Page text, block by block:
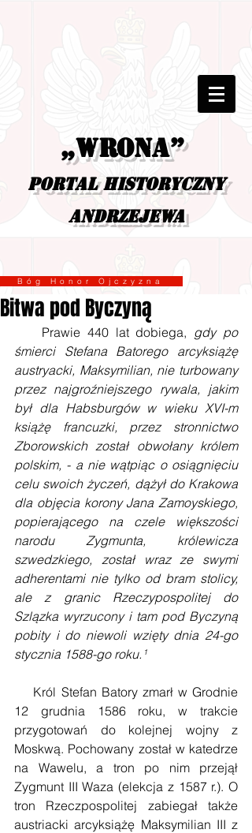
„Wrona”
portal historyczny
Andrzejewa
Honor Ojczyzna
Bitwa pod Byczyną
    Prawie 440 lat dobiega,
gdy po
śmierci Stefana Batorego arcyksiążę
austryacki, Maksymilian, nie turbowany
przez najgroźniejszego rywala, jakim
był dla Habsburgów w wieku XVI-m
książę francuzki, przez stronnictwo
Zborowskich został obwołany królem
polskim, - a nie wątpiąc o osiągnięciu
celu swoich życzeń, dążył do Krakowa
dla objęcia korony Jana Zamoyskiego,
popierającego na czele większości
narodu Zygmunta, królewicza
szwedzkiego, został wraz ze swymi
adherentami nie tylko od bram stolicy,
ale z granic Rzeczypospolitej do
Szlązka wyrzucony i tam pod Byczyną
pobity i do niewoli wzięty dnia 24-go
stycznia 1588-go roku.¹
12 grudnia 1586 roku, w trakcie
przygotowań do kolejnej wojny z
Moskwą. Pochowany został w katedrze
na Wawelu, a tron po nim przejął
Zygmunt III Waza (elekcja z 1587 r.). O
tron Rzeczpospolitej zabiegał także
austriacki arcyksiążę Maksymilian III z